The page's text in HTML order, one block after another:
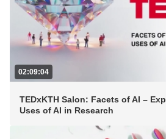
02:09:04
TEDxKTH Salon: Facets of AI –
Uses of AI in Research